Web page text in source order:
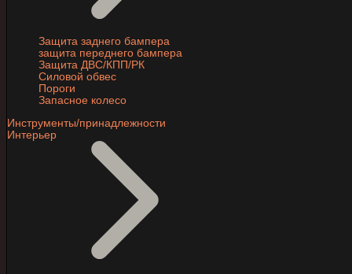
Защита заднего бампера
защита переднего бампера
Защита ДВС/КПП/РК
Силовой обвес
Пороги
Запасное колесо
Инструменты/принадлежности
Интерьер